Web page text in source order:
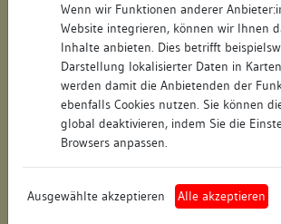
Wenn wir Funktionen anderer
Website integrieren, können wir Ihnen
Inhalte anbieten. Dies betrifft
Darstellung lokalisierter Daten in
werden damit die Anbietenden der
ebenfalls Cookies nutzen. Sie können
global deaktivieren, indem Sie die
Browsers anpassen.
Ausgewählte akzeptieren Alle akzeptieren
Stadt-Teilort: Villingen
Regierungsbezirk: Freiburg
(Landkreis)
Wohnplatzschlüssel:
keine